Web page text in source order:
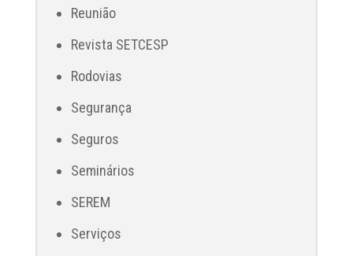
Reunião
Revista SETCESP
Rodovias
Segurança
Seguros
Seminários
SEREM
Serviços